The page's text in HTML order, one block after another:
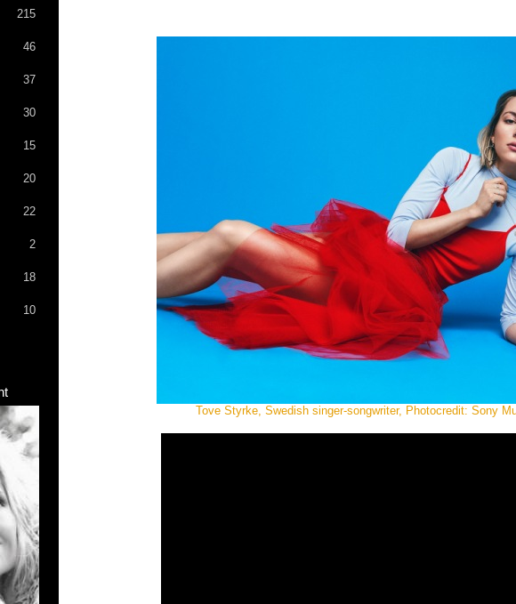
215
46
37
30
15
20
22
2
18
10
Tove Styrke, Swedish singer-songwriter, Photocredit: Sony